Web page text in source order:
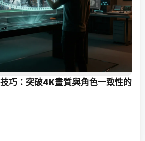
巧：突破4K畫質與角色一致性的